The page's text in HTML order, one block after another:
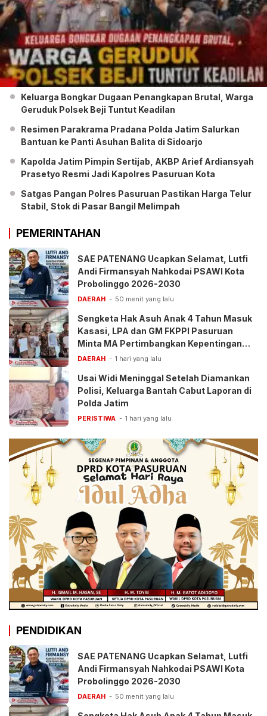
Keluarga Bongkar Dugaan Penangkapan Brutal, Warga
Geruduk Polsek Beji Tuntut Keadilan
Resimen Parakrama Pradana Polda Jatim Salurkan
Bantuan ke Panti Asuhan Balita di Sidoarjo
Kapolda Jatim Pimpin Sertijab, AKBP Arief Ardiansyah
Prasetyo Resmi Jadi Kapolres Pasuruan Kota
Satgas Pangan Polres Pasuruan Pastikan Harga Telur
Stabil, Stok di Pasar Bangil Melimpah
PEMERINTAHAN
SAE PATENANG Ucapkan Selamat, Lutfi
Andi Firmansyah Nahkodai PSAWI Kota
Probolinggo 2026-2030
DAERAH 50 menit yang lalu
Sengketa Hak Asuh Anak 4 Tahun Masuk
Kasasi, LPA dan GM FKPPI Pasuruan
Minta MA Pertimbangkan Kepentingan
Anak
DAERAH 1 hari yang lalu
Usai Widi Meninggal Setelah Diamankan
Polisi, Keluarga Bantah Cabut Laporan di
Polda Jatim
PERISTIWA 1 hari yang lalu
PENDIDIKAN
SAE PATENANG Ucapkan Selamat, Lutfi
Andi Firmansyah Nahkodai PSAWI Kota
Probolinggo 2026-2030
DAERAH 50 menit yang lalu